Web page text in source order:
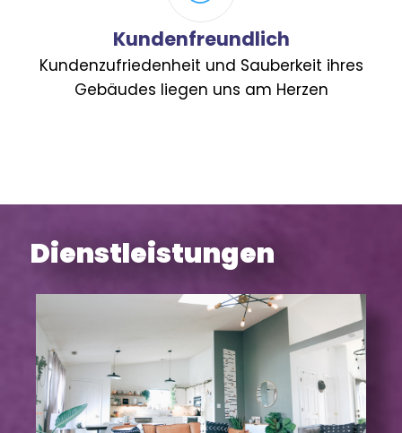
Kundenfreundlich
Kundenzufriedenheit und Sauberkeit ihres
Gebäudes liegen uns am Herzen
Dienstleistungen